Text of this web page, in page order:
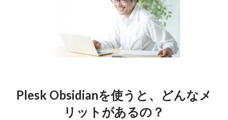
Plesk Obsidianを使うと、どんなメ
リットがあるの？